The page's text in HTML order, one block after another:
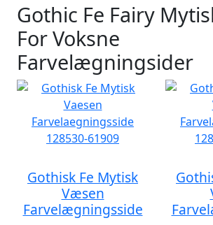
Gothic Fe Fairy
For Voksne
Farvelægningsider
Gothisk Fe Mytisk
Væsen
Farvelægningsside